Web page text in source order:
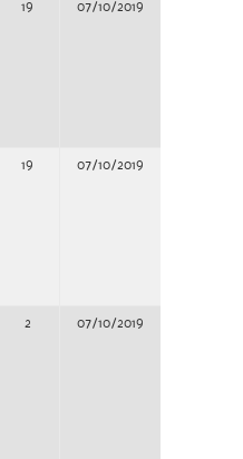
19 07/10/2019
19 07/10/2019
2 07/10/2019